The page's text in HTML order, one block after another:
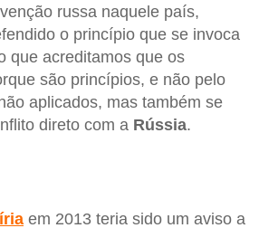
russa naquele país,
o princípio que se invoca
que acreditamos que os
são princípios, e não pelo
aplicados, mas também se
direto com a Rússia.
em 2013 teria sido um aviso a